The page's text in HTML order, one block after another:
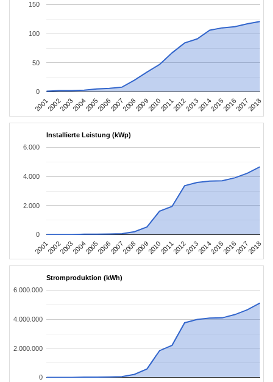
200120022003200420052006200720082009201020112012201320142015201620172018
0
50
100
150
Installierte Leistung (kWp)
200120022003200420052006200720082009201020112012201320142015201620172018
0
2.000
4.000
6.000
Stromproduktion (kWh)
0
2.000.000
4.000.000
6.000.000